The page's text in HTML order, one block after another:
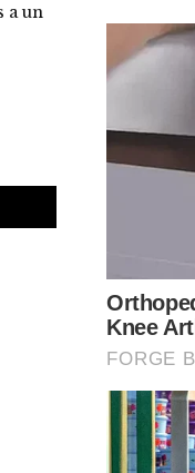
a un